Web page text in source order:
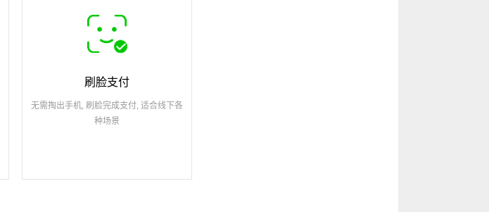
刷脸支付
无需掏出手机, 刷脸完成支付, 适合线下各
种场景